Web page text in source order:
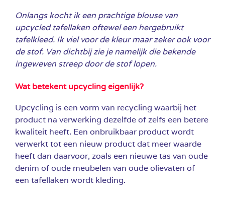
Onlangs kocht ik een prachtige blouse van
upcycled tafellaken oftewel een hergebruikt
tafelkleed. Ik viel voor de kleur maar zeker ook voor
de stof. Van dichtbij zie je namelijk die bekende
ingeweven streep door de stof lopen.
Wat betekent upcycling eigenlijk?
Upcycling is een vorm van recycling waarbij het
product na verwerking dezelfde of zelfs een betere
kwaliteit heeft. Een onbruikbaar product wordt
verwerkt tot een nieuw product dat meer waarde
heeft dan daarvoor, zoals een nieuwe tas van oude
denim of oude meubelen van oude olievaten of
een tafellaken wordt kleding.